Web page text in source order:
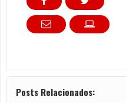
Posts Relacionados: